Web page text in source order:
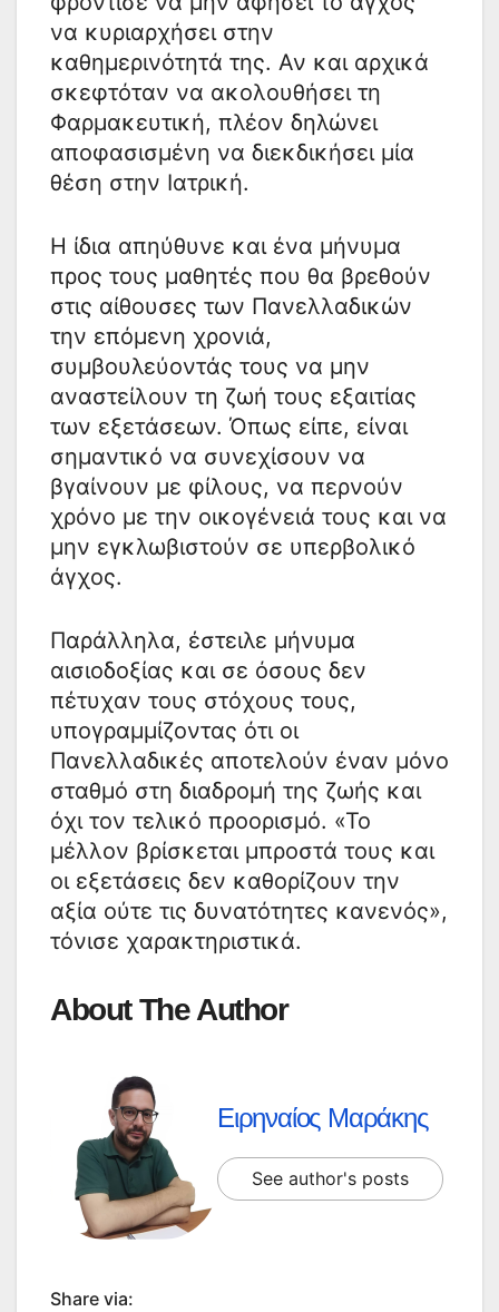
να κυριαρχήσει στην
καθημερινότητά της. Αν και αρχικά
σκεφτόταν να ακολουθήσει τη
Φαρμακευτική, πλέον δηλώνει
αποφασισμένη να διεκδικήσει μία
θέση στην Ιατρική.
Η ίδια απηύθυνε και ένα μήνυμα
προς τους μαθητές που θα βρεθούν
στις αίθουσες των Πανελλαδικών
την επόμενη χρονιά,
συμβουλεύοντάς τους να μην
αναστείλουν τη ζωή τους εξαιτίας
των εξετάσεων. Όπως είπε, είναι
σημαντικό να συνεχίσουν να
βγαίνουν με φίλους, να περνούν
χρόνο με την οικογένειά τους και να
μην εγκλωβιστούν σε υπερβολικό
άγχος.
Παράλληλα, έστειλε μήνυμα
αισιοδοξίας και σε όσους δεν
πέτυχαν τους στόχους τους,
υπογραμμίζοντας ότι οι
Πανελλαδικές αποτελούν έναν μόνο
σταθμό στη διαδρομή της ζωής και
όχι τον τελικό προορισμό. «Το
μέλλον βρίσκεται μπροστά τους και
οι εξετάσεις δεν καθορίζουν την
αξία ούτε τις δυνατότητες κανενός»,
τόνισε χαρακτηριστικά.
About The Author
Ειρηναίος Μαράκης
See author's posts
Share via: